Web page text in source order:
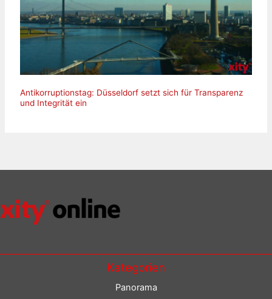
Antikorruptionstag: Düsseldorf setzt sich für Transparenz
und Integrität ein
Kategorien
Panorama